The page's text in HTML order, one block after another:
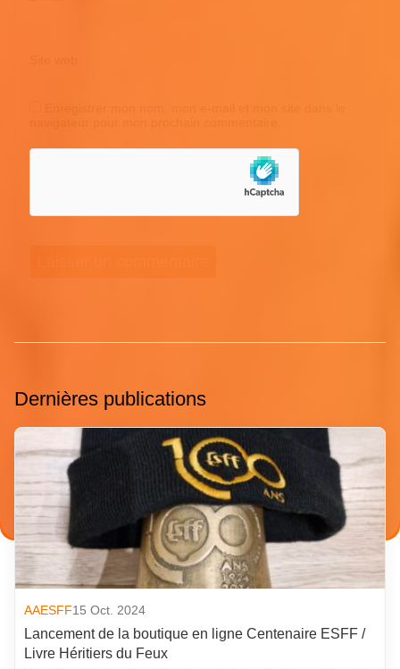
Dernières publications
AAESFF15 Oct. 2024
Lancement de la boutique en ligne Centenaire ESFF /
Livre Héritiers du Feux